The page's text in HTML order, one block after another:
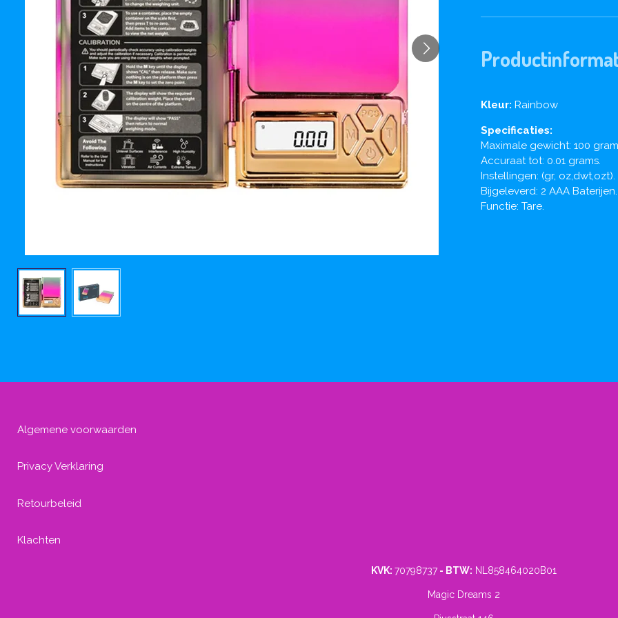
Kleur: Rainbow
Specificaties:
Maximale gewicht: 100
Accuraat tot: 0.01 grams.
Instellingen: (gr, oz,dwt,ozt).
Bijgeleverd: 2 AAA Baterijen.
Functie: Tare.
Algemene voorwaarden
Privacy Verklaring
Retourbeleid
Klachten
KVK: 70798737- BTW: NL858464020B01
Magic Dreams 2